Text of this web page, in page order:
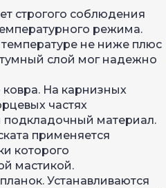
строгого соблюдения
режима.
не ниже плюс
слой мог надежно
На карнизных
частях
подкладочный материал.
применяется
которого
мастикой.
Устанавливаются